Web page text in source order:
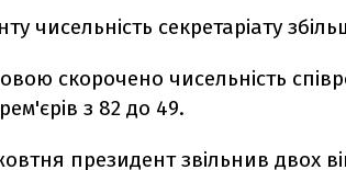
чисельність секретаріату
скорочено чисельність
з 82 до 49.
президент звільнив двох